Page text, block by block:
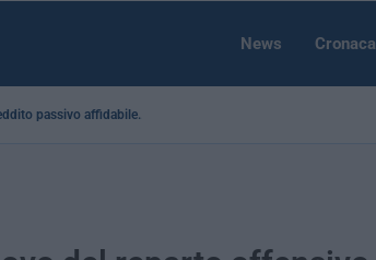
News Cronaca
passivo affidabile...